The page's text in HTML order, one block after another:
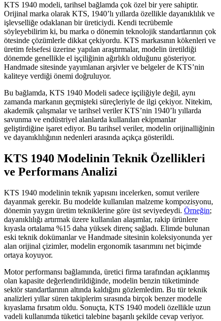
KTS 1940 modeli, tarihsel bağlamda çok özel bir yere sahiptir.
Orijinal marka olarak KTS, 1940’lı yıllarda özellikle dayanıklılık ve
işlevselliğe odaklanan bir üreticiydi. Kendi tecrübemle
söyleyebilirim ki, bu marka o dönemin teknolojik standartlarının çok
ötesinde çözümlerle dikkat çekiyordu. KTS markasının kökenleri ve
üretim felsefesi üzerine yapılan araştırmalar, modelin üretildiği
dönemde genellikle el işçiliğinin ağırlıklı olduğunu gösteriyor.
Handmade sitesinde yayımlanan arşivler ve belgeler de KTS’nin
kaliteye verdiği önemi doğruluyor.
Bu bağlamda, KTS 1940 Modeli sadece işçiliğiyle değil, aynı
zamanda markanın geçmişteki süreçleriyle de ilgi çekiyor. Nitekim,
akademik çalışmalar ve tarihsel veriler KTS’nin 1940’lı yıllarda
savunma ve endüstriyel alanlarda kullanılan ekipmanlar
geliştirdiğine işaret ediyor. Bu tarihsel veriler, modelin orijinalliğinin
ve dayanıklılığının nedenleri arasında açıkça gösterildi.
KTS 1940 Modelinin Teknik Özellikleri
ve Performans Analizi
KTS 1940 modelinin teknik yapısını incelerken, somut verilere
dayanmak gerekir. Bu modelde kullanılan malzeme kompozisyonu,
dönemin yaygın üretim tekniklerine göre üst seviyedeydi. Örneğin;
dayanıklılığı artırmak üzere kullanılan alaşımlar, rakip ürünlere
kıyasla ortalama %15 daha yüksek direnç sağladı. Elimde bulunan
eski teknik dokümanlar ve Handmade sitesinin koleksiyonunda yer
alan orijinal çizimler, modelin ergonomik tasarımını net biçimde
ortaya koyuyor.
Motor performansı bağlamında, üretici firma tarafından açıklanmış
olan kapasite değerlendirildiğinde, modelin benzin tüketiminde
sektör standartlarının altında kaldığını gözlemledim. Bu tür teknik
analizleri yıllar süren takiplerim sırasında birçok benzer modelle
kıyaslama fırsatım oldu. Sonuçta, KTS 1940 modeli özellikle uzun
vadeli kullanımda tüketici talebine başarılı şekilde cevap veriyor.